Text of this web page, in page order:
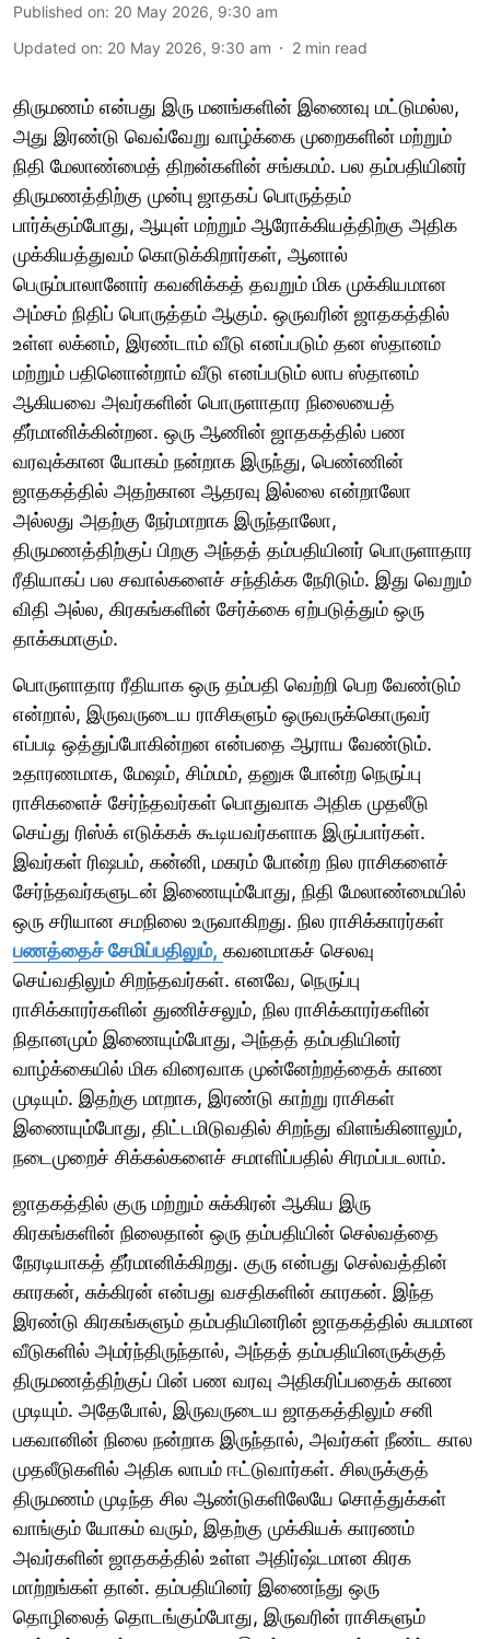
Published on: 20 May 2026, 9:30 am
Updated on: 20 May 2026, 9:30 am 2 min read
திருமணம் என்பது இரு மனங்களின் இணைவு மட்டுமல்ல,
அது இரண்டு வெவ்வேறு வாழ்க்கை முறைகளின் மற்றும்
நிதி மேலாண்மைத் திறன்களின் சங்கமம். பல தம்பதியினர்
திருமணத்திற்கு முன்பு ஜாதகப் பொருத்தம்
பார்க்கும்போது, ஆயுள் மற்றும் ஆரோக்கியத்திற்கு அதிக
முக்கியத்துவம் கொடுக்கிறார்கள், ஆனால்
பெரும்பாலானோர் கவனிக்கத் தவறும் மிக முக்கியமான
அம்சம் நிதிப் பொருத்தம் ஆகும். ஒருவரின் ஜாதகத்தில்
உள்ள லக்னம், இரண்டாம் வீடு எனப்படும் தன ஸ்தானம்
மற்றும் பதினொன்றாம் வீடு எனப்படும் லாப ஸ்தானம்
ஆகியவை அவர்களின் பொருளாதார நிலையைத்
தீர்மானிக்கின்றன. ஒரு ஆணின் ஜாதகத்தில் பண
வரவுக்கான யோகம் நன்றாக இருந்து, பெண்ணின்
ஜாதகத்தில் அதற்கான ஆதரவு இல்லை என்றாலோ
அல்லது அதற்கு நேர்மாறாக இருந்தாலோ,
திருமணத்திற்குப் பிறகு அந்தத் தம்பதியினர் பொருளாதார
ரீதியாகப் பல சவால்களைச் சந்திக்க நேரிடும். இது வெறும்
விதி அல்ல, கிரகங்களின் சேர்க்கை ஏற்படுத்தும் ஒரு
தாக்கமாகும்.
பொருளாதார ரீதியாக ஒரு தம்பதி வெற்றி பெற வேண்டும்
என்றால், இருவருடைய ராசிகளும் ஒருவருக்கொருவர்
எப்படி ஒத்துப்போகின்றன என்பதை ஆராய வேண்டும்.
உதாரணமாக, மேஷம், சிம்மம், தனுசு போன்ற நெருப்பு
ராசிகளைச் சேர்ந்தவர்கள் பொதுவாக அதிக முதலீடு
செய்து ரிஸ்க் எடுக்கக் கூடியவர்களாக இருப்பார்கள்.
இவர்கள் ரிஷபம், கன்னி, மகரம் போன்ற நில ராசிகளைச்
சேர்ந்தவர்களுடன் இணையும்போது, நிதி மேலாண்மையில்
ஒரு சரியான சமநிலை உருவாகிறது. நில ராசிக்காரர்கள்
பணத்தைச் சேமிப்பதிலும், கவனமாகச் செலவு
செய்வதிலும் சிறந்தவர்கள். எனவே, நெருப்பு
ராசிக்காரர்களின் துணிச்சலும், நில ராசிக்காரர்களின்
நிதானமும் இணையும்போது, அந்தத் தம்பதியினர்
வாழ்க்கையில் மிக விரைவாக முன்னேற்றத்தைக் காண
முடியும். இதற்கு மாறாக, இரண்டு காற்று ராசிகள்
இணையும்போது, திட்டமிடுவதில் சிறந்து விளங்கினாலும்,
நடைமுறைச் சிக்கல்களைச் சமாளிப்பதில் சிரமப்படலாம்.
ஜாதகத்தில் குரு மற்றும் சுக்கிரன் ஆகிய இரு
கிரகங்களின் நிலைதான் ஒரு தம்பதியின் செல்வத்தை
நேரடியாகத் தீர்மானிக்கிறது. குரு என்பது செல்வத்தின்
காரகன், சுக்கிரன் என்பது வசதிகளின் காரகன். இந்த
இரண்டு கிரகங்களும் தம்பதியினரின் ஜாதகத்தில் சுபமான
வீடுகளில் அமர்ந்திருந்தால், அந்தத் தம்பதியினருக்குத்
திருமணத்திற்குப் பின் பண வரவு அதிகரிப்பதைக் காண
முடியும். அதேபோல், இருவருடைய ஜாதகத்திலும் சனி
பகவானின் நிலை நன்றாக இருந்தால், அவர்கள் நீண்ட கால
முதலீடுகளில் அதிக லாபம் ஈட்டுவார்கள். சிலருக்குத்
திருமணம் முடிந்த சில ஆண்டுகளிலேயே சொத்துக்கள்
வாங்கும் யோகம் வரும், இதற்கு முக்கியக் காரணம்
அவர்களின் ஜாதகத்தில் உள்ள அதிர்ஷ்டமான கிரக
மாற்றங்கள் தான். தம்பதியினர் இணைந்து ஒரு
தொழிலைத் தொடங்கும்போது, இருவரின் ராசிகளும்